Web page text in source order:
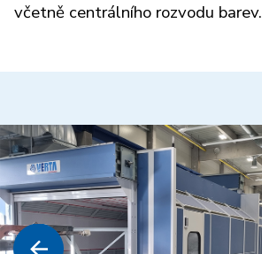
včetně centrálního rozvodu barev.